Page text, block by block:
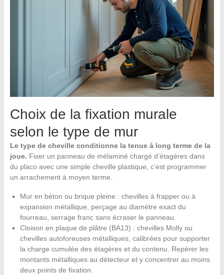
Choix de la fixation murale
selon le type de mur
Le type de cheville conditionne la tenue à long terme de la
joue. Fixer un panneau de mélaminé chargé d’étagères dans
du placo avec une simple cheville plastique, c’est programmer
un arrachement à moyen terme.
Mur en béton ou brique pleine : chevilles à frapper ou à
expansion métallique, perçage au diamètre exact du
fourreau, serrage franc sans écraser le panneau.
Cloison en plaque de plâtre (BA13) : chevilles Molly ou
chevilles autoforeuses métalliques, calibrées pour supporter
la charge cumulée des étagères et du contenu. Repérer les
montants métalliques au détecteur et y concentrer au moins
deux points de fixation.